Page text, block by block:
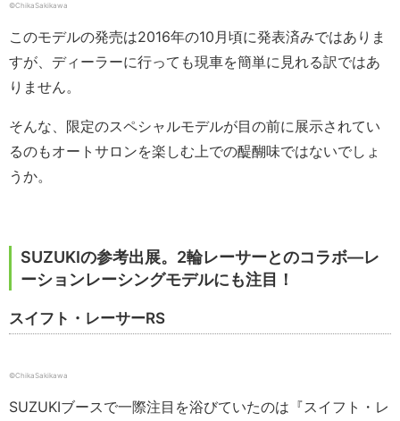
©ChikaSakikawa
このモデルの発売は2016年の10月頃に発表済みではありま
すが、ディーラーに行っても現車を簡単に見れる訳ではあ
りません。
そんな、限定のスペシャルモデルが目の前に展示されてい
るのもオートサロンを楽しむ上での醍醐味ではないでしょ
うか。
SUZUKIの参考出展。2輪レーサーとのコラボ―レ
ーションレーシングモデルにも注目！
スイフト・レーサーRS
©ChikaSakikawa
SUZUKIブースで一際注目を浴びていたのは『スイフト・レ